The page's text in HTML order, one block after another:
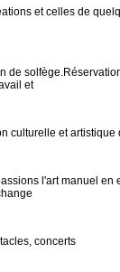
et celles de
de
et
culturelle et artistique
l'art manuel en
concerts